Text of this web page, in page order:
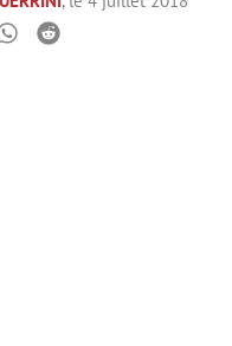
Whatsapp
Reddit